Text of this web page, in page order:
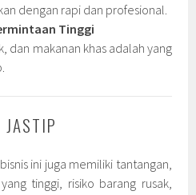
dengan rapi dan profesional.
Tinggi
dan makanan khas adalah yang
JASTIP
ini juga memiliki tantangan,
tinggi, risiko barang rusak,